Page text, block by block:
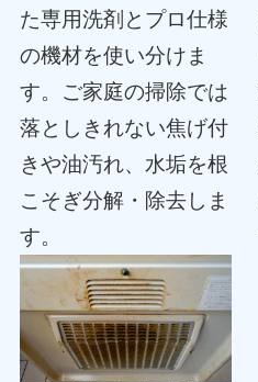
た専用洗剤とプロ仕様
の機材を使い分けま
す。ご家庭の掃除では
落としきれない焦げ付
きや油汚れ、水垢を根
こそぎ分解・除去しま
す。